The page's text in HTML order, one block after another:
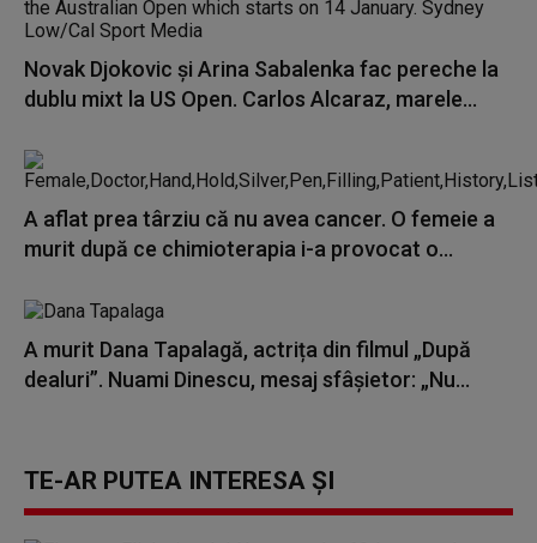
Novak Djokovic şi Arina Sabalenka fac pereche la
dublu mixt la US Open. Carlos Alcaraz, marele...
A aflat prea târziu că nu avea cancer. O femeie a
murit după ce chimioterapia i-a provocat o...
A murit Dana Tapalagă, actrița din filmul „După
dealuri”. Nuami Dinescu, mesaj sfâșietor: „Nu...
TE-AR PUTEA INTERESA ȘI